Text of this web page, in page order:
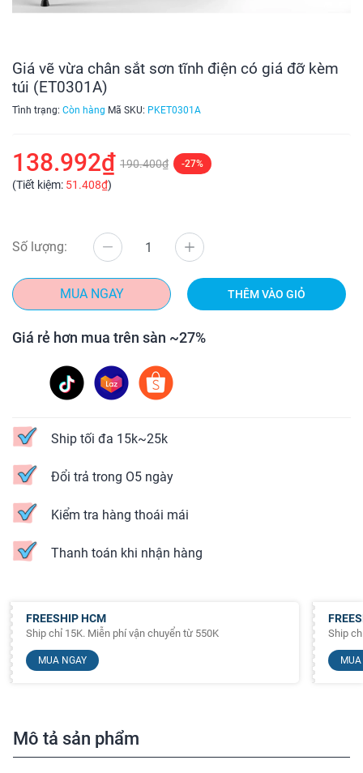
Giá vẽ vừa chân sắt sơn tĩnh điện có giá đỡ kèm
túi (ET0301A)
Tình trạng: Còn hàng Mã SKU: PKET0301A
138.992₫ 190.400₫ -27%
(Tiết kiệm: 51.408₫)
Số lượng:
MUA NGAY THÊM VÀO GIỎ
Giá rẻ hơn mua trên sàn ~27%
Ship tối đa 15k~25k
Đổi trả trong O5 ngày
Kiểm tra hàng thoái mái
Thanh toán khi nhận hàng
FREESHIP HCM
Ship chỉ 15K. Miễn phí vận chuyển từ 550K
MUA NGAY
Ship
Mô tả sản phẩm